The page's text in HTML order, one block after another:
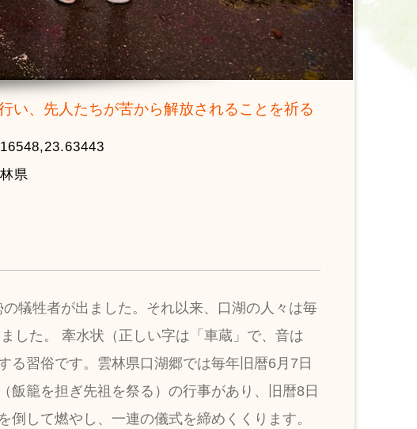
い、先人たちが苦から解放されることを祈る
県
犠牲者が出ました。それ以来、口湖の人々は毎
した。 牽水状（正しい字は「車蔵」で、音は
る習俗です。雲林県口湖郷では毎年旧暦6月7日
飯籠を担ぎ先祖を祭る）の行事があり、旧暦8日
して燃やし、一連の儀式を締めくくります。